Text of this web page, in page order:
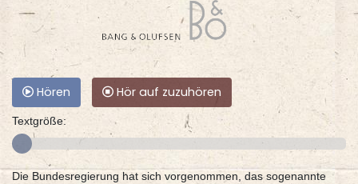
Hören Hör auf zuzuhören
Textgröße:
Die Bundesregierung hat sich vorgenommen, das sogenannte